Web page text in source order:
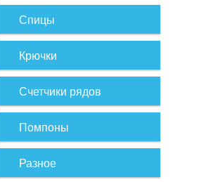
Спицы
Крючки
Счетчики рядов
Помпоны
Разное